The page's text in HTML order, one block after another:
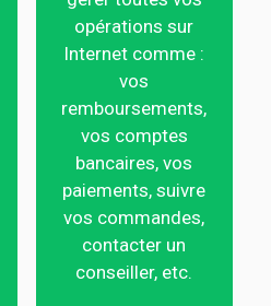
opérations sur
Internet comme :
vos
remboursements,
vos comptes
bancaires, vos
paiements, suivre
vos commandes,
contacter un
conseiller, etc.